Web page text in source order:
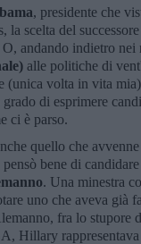
, presidente che
la scelta del
andando indietro nei
alle politiche di
(unica volta in vita
di esprimere
ci è parso.
quello che
pensò bene di
. Una minestra
uno che aveva già
fra lo stupore
Hillary